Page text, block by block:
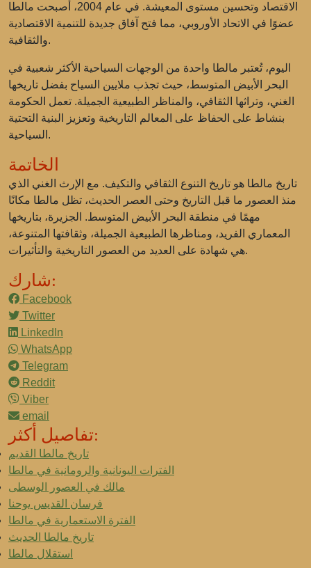
الاقتصاد وتحسين مستوى المعيشة. في عام 2004، أصبحت مالطا
عضوًا في الاتحاد الأوروبي، مما فتح آفاق جديدة للتنمية الاقتصادية
والثقافية.
اليوم، تُعتبر مالطا واحدة من الوجهات السياحية الأكثر شعبية في
البحر الأبيض المتوسط، حيث تجذب ملايين السياح بفضل تاريخها
الغني، وتراثها الثقافي، والمناظر الطبيعية الجميلة. تعمل الحكومة
بنشاط على الحفاظ على المعالم التاريخية وتعزيز البنية التحتية
السياحية.
الخاتمة
تاريخ مالطا هو تاريخ التنوع الثقافي والتكيف. مع الإرث الغني الذي
منذ العصور ما قبل التاريخ وحتى العصر الحديث، تظل مالطا مكانًا
مهمًا في منطقة البحر الأبيض المتوسط. الجزيرة، بتاريخها
المعماري الفريد، ومناظرها الطبيعية الجميلة، وثقافتها المتنوعة،
هي شهادة على العديد من العصور التاريخية والتأثيرات.
شارك:
Facebook
Twitter
LinkedIn
WhatsApp
Telegram
Reddit
Viber
email
تفاصيل أكثر:
تاريخ مالطا القديم
الفترات اليونانية والرومانية في مالطا
مالك في العصور الوسطى
فرسان القديس يوحنا
الفترة الاستعمارية في مالطا
تاريخ مالطا الحديث
استقلال مالطا